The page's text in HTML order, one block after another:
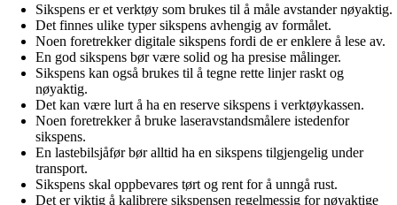
Sikspens er et verktøy som brukes til å måle avstander nøyaktig.
Det finnes ulike typer sikspens avhengig av formålet.
Noen foretrekker digitale sikspens fordi de er enklere å lese av.
En god sikspens bør være solid og ha presise målinger.
Sikspens kan også brukes til å tegne rette linjer raskt og
nøyaktig.
Det kan være lurt å ha en reserve sikspens i verktøykassen.
Noen foretrekker å bruke laseravstandsmålere istedenfor
sikspens.
En lastebilsjåfør bør alltid ha en sikspens tilgjengelig under
transport.
Sikspens skal oppbevares tørt og rent for å unngå rust.
Det er viktig å kalibrere sikspensen regelmessig for nøyaktige